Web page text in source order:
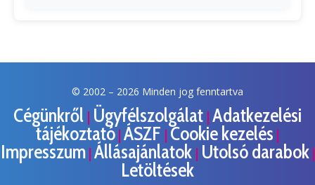
© 2002 – 2026 Minden jog fenntartva
Cégünkről | Ügyfélszolgálat | Adatkezelési
tájékoztató | ÁSZF | Cookie kezelés |
Impresszum| Állásajánlatok | Utolsó darabok|
Letöltések